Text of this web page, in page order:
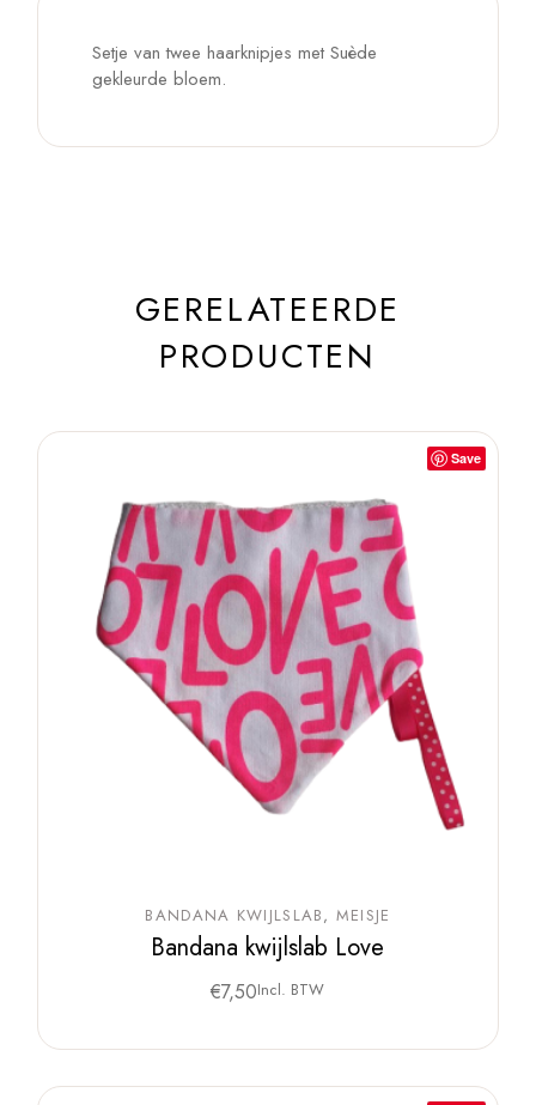
Setje van twee haarknipjes met Suède
gekleurde bloem.
GERELATEERDE
PRODUCTEN
Save
BANDANA KWIJLSLAB MEISJE
Bandana kwijlslab Love
€7,50Incl. BTW